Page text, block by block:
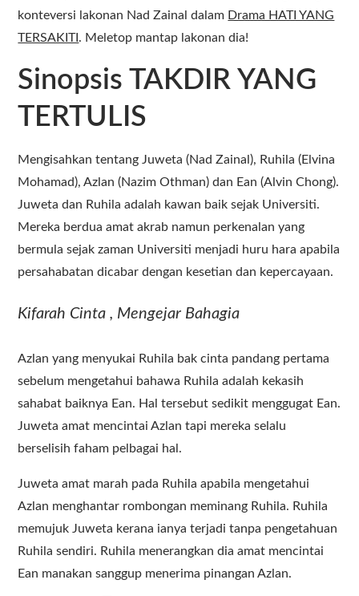
konteversi lakonan Nad Zainal dalam Drama HATI YANG
TERSAKITI . Meletop mantap lakonan dia!
Sinopsis TAKDIR YANG
TERTULIS
Mengisahkan tentang Juweta (Nad Zainal), Ruhila (Elvina
Mohamad), Azlan (Nazim Othman) dan Ean (Alvin Chong).
Juweta dan Ruhila adalah kawan baik sejak Universiti.
Mereka berdua amat akrab namun perkenalan yang
bermula sejak zaman Universiti menjadi huru hara apabila
persahabatan dicabar dengan kesetian dan kepercayaan.
Kifarah Cinta , Mengejar Bahagia
Azlan yang menyukai Ruhila bak cinta pandang pertama
sebelum mengetahui bahawa Ruhila adalah kekasih
sahabat baiknya Ean. Hal tersebut sedikit menggugat Ean.
Juweta amat mencintai Azlan tapi mereka selalu
berselisih faham pelbagai hal.
Juweta amat marah pada Ruhila apabila mengetahui
Azlan menghantar rombongan meminang Ruhila. Ruhila
memujuk Juweta kerana ianya terjadi tanpa pengetahuan
Ruhila sendiri. Ruhila menerangkan dia amat mencintai
Ean manakan sanggup menerima pinangan Azlan.